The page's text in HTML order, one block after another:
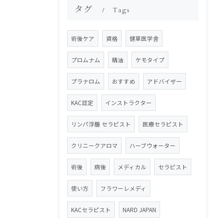
タグ Tags
術後ケア 資格 健草医学舎
プロムナム 精油 ケモタイプ
プラナロム おすすめ アドバイザー
KAC認定 インストラクター
リンパ浮腫 セラピスト 医療セラピスト
クリニークアロマ ハーブウォーター
術後 病後 メディカル セラピスト
使い方 フラワーレメディ
KACセラピスト NARD JAPAN